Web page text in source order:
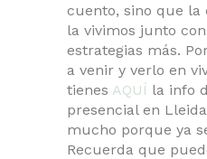
cuento, sino que la
la vivimos junto
estrategias más.
a venir y verlo en
tienes AQUÍ la info
presencial en
mucho porque ya
Recuerda que